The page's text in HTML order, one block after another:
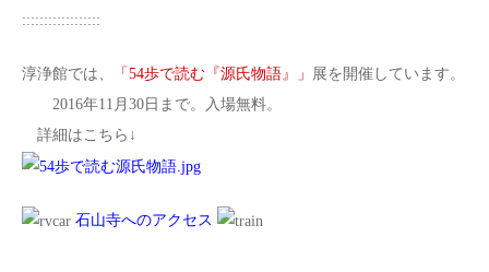
::::::::::::::::::
淳浄館では、 「54歩で読む『源氏物語』」 展を開催しています。
2016年11月30日まで。入場無料。
詳細はこちら↓
石山寺へのアクセス